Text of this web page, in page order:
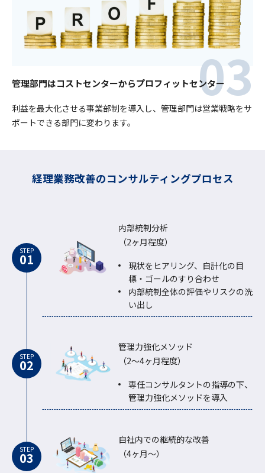
管理部門はコストセンターからプロフィットセンター
利益を最大化させる事業部制を導入し、管理部門は営業戦略をサ
ポートできる部門に変わります。
経理業務改善のコンサルティングプロセス
STEP
内部統制分析
（2ヶ月程度）
現状をヒアリング、自計化の目
標・ゴールのすり合わせ
内部統制全体の評価やリスクの洗
い出し
STEP
管理力強化メソッド
（2～4ヶ月程度）
専任コンサルタントの指導の下、
管理力強化メソッドを導入
STEP
自社内での継続的な改善
（4ヶ月～）